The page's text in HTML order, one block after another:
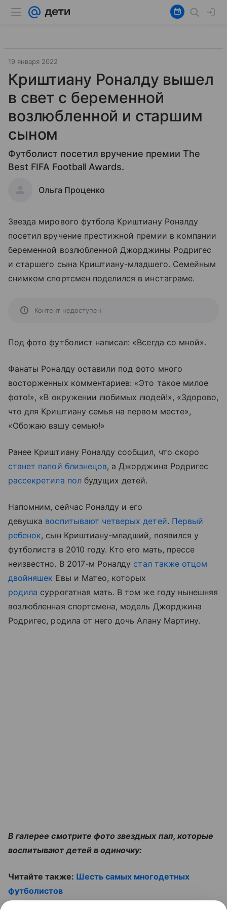
19 января 2022
Криштиану Роналду вышел
в свет с беременной
возлюбленной и старшим
сыном
Футболист посетил вручение премии The
Best FIFA Football Awards.
Ольга Проценко
Звезда мирового футбола Криштиану Роналду
посетил вручение престижной премии в компании
беременной возлюбленной Джорджины Родригес
и старшего сына Криштиану-младшего. Семейным
снимком спортсмен поделился в инстаграме.
Контент недоступен
Под фото футболист написал: «Всегда со мной».
Фанаты Роналду оставили под фото много
восторженных комментариев: «Это такое милое
фото!», «В окружении любимых людей!», «Здорово,
что для Криштиану семья на первом месте»,
«Обожаю вашу семью!»
Ранее Криштиану Роналду сообщил, что скоро
станет папой близнецов, а Джорджина Родригес
рассекретила полбудущих детей.
Напомним, сейчас Роналду и его
девушка воспитывают четверых детей. Первый
ребенок, сын Криштиану-младший, появился у
футболиста в 2010 году. Кто его мать, прессе
неизвестно. В 2017-м Роналду стал также отцом
двойняшек Евы и Матео, которых
родила суррогатная мать. В том же году нынешняя
возлюбленная спортсмена, модель Джорджина
Родригес, родила от него дочь Алану Мартину.
В галерее смотрите фото звездных пап, которые
воспитывают детей в одиночку:
Читайте также: Шесть самых многодетных
футболистов